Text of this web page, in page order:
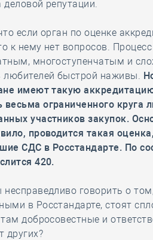
деловой репутации.
если орган по оценке
к нему нет вопросов.
многоступенчатым и
любителей быстрой наживы.
имеют такую
ограниченного круга
участников закупок.
проводится такая
СДС в Росстандарте. По
420.
говорить о
в Росстандарте, стоят
добросовестные и
других?